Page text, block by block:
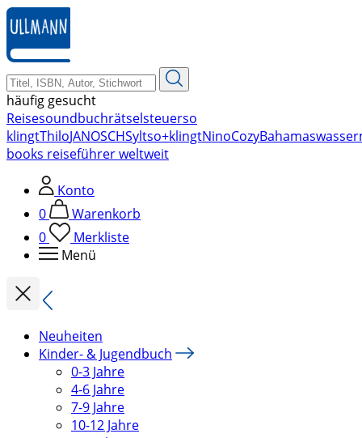
zum
Hauptinhalt
springen
häufig gesucht
Reisesoundbuchrätselsteuerso
klingtThiloJANOSCHSyltso+klingtNinoCozyBahamas
books reiseführer weltweit
Konto
0
Warenkorb
0
Merkliste
Menü
Neuheiten
Kinder- & Jugendbuch
0-3 Jahre
4-6 Jahre
7-9 Jahre
10-12 Jahre